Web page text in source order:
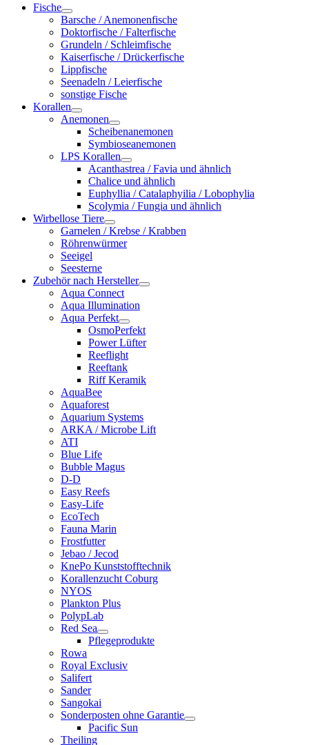
Fische
Barsche / Anemonenfische
Doktorfische / Falterfische
Grundeln / Schleimfische
Kaiserfische / Drückerfische
Lippfische
Seenadeln / Leierfische
sonstige Fische
Korallen
Anemonen
Scheibenanemonen
Symbioseanemonen
LPS Korallen
Acanthastrea / Favia und ähnlich
Chalice und ähnlich
Euphyllia / Catalaphyilia / Lobophylia
Scolymia / Fungia und ähnlich
Wirbellose Tiere
Garnelen / Krebse / Krabben
Röhrenwürmer
Seeigel
Seesterne
Zubehör nach Hersteller
Aqua Connect
Aqua Illumination
Aqua Perfekt
OsmoPerfekt
Power Lüfter
Reeflight
Reeftank
Riff Keramik
AquaBee
Aquaforest
Aquarium Systems
ARKA / Microbe Lift
ATI
Blue Life
Bubble Magus
D-D
Easy Reefs
Easy-Life
EcoTech
Fauna Marin
Frostfutter
Jebao / Jecod
KnePo Kunststofftechnik
Korallenzucht Coburg
NYOS
Plankton Plus
PolypLab
Red Sea
Pflegeprodukte
Rowa
Royal Exclusiv
Salifert
Sander
Sangokai
Sonderposten ohne Garantie
Pacific Sun
Theiling